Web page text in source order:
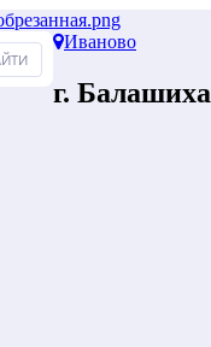
Иваново
г. Балашиха